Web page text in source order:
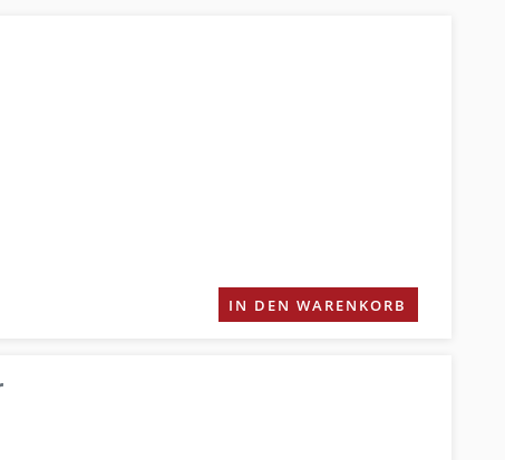
IN DEN WARENKORB